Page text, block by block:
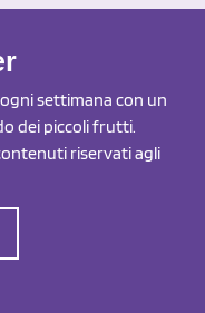
settimana con un
dei piccoli frutti.
riservati agli